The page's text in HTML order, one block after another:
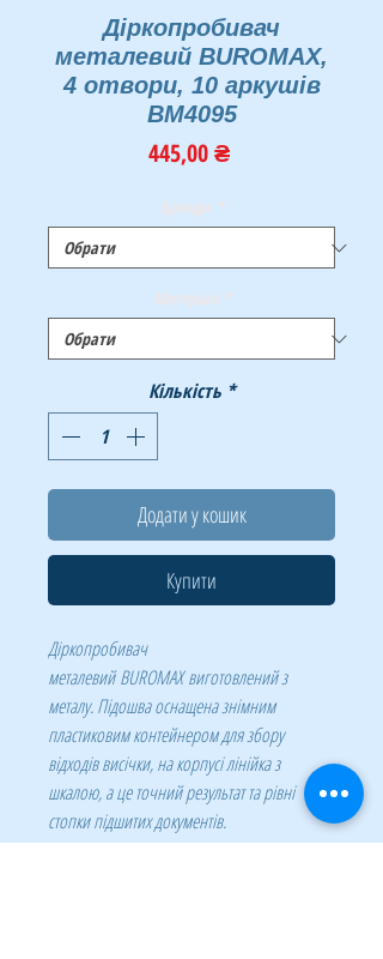
Діркопробивач
металевий BUROMAX,
4 отвори, 10 аркушів
BM4095
445,00 ₴Ціна
Бренди *
Матеріал *
Кількість *
Додати у кошик
Купити
Діркопробивач
металевий BUROMAX виготовлений з
металу. Підошва оснащена знімним
пластиковим контейнером для збору
відходів висічки, на корпусі лінійка з
шкалою, а це точний результат та рівні
стопки підшитих документів.
Завдяки знімним ножам є можливість